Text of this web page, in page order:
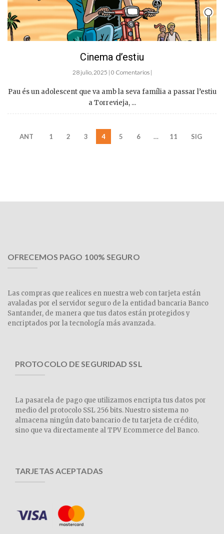
Cinema d’estiu
28 julio, 2025 | 0 Comentarios |
Pau és un adolescent que va amb la seva família a passar l’estiu
a Torrevieja, ...
ANT 1 2 3 4 5 6 … 11 SIG
OFRECEMOS PAGO 100% SEGURO
Las compras que realices en nuestra web con tarjeta están
avaladas por el servidor seguro de la entidad bancaria Banco
Santander, de manera que tus datos están protegidos y
encriptados por la tecnología más avanzada.
PROTOCOLO DE SEGURIDAD SSL
La pasarela de pago que utilizamos encripta tus datos por
medio del protocolo SSL 256 bits. Nuestro sistema no
almacena ningún dato bancario de tu tarjeta de crédito,
sino que va directamente al TPV Ecommerce del Banco.
TARJETAS ACEPTADAS